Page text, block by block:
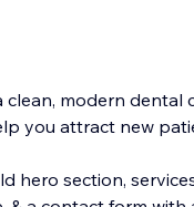
clean, modern
you attract new
hero section,